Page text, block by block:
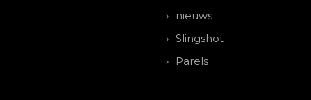
nieuws
Slingshot
Parels